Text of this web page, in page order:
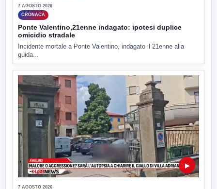
7 AGOSTO 2026
CRONACA
Ponte Valentino,21enne indagato: ipotesi duplice
omicidio stradale
Incidente mortale a Ponte Valentino, indagato il 21enne alla
guida...
▶
7 AGOSTO 2026